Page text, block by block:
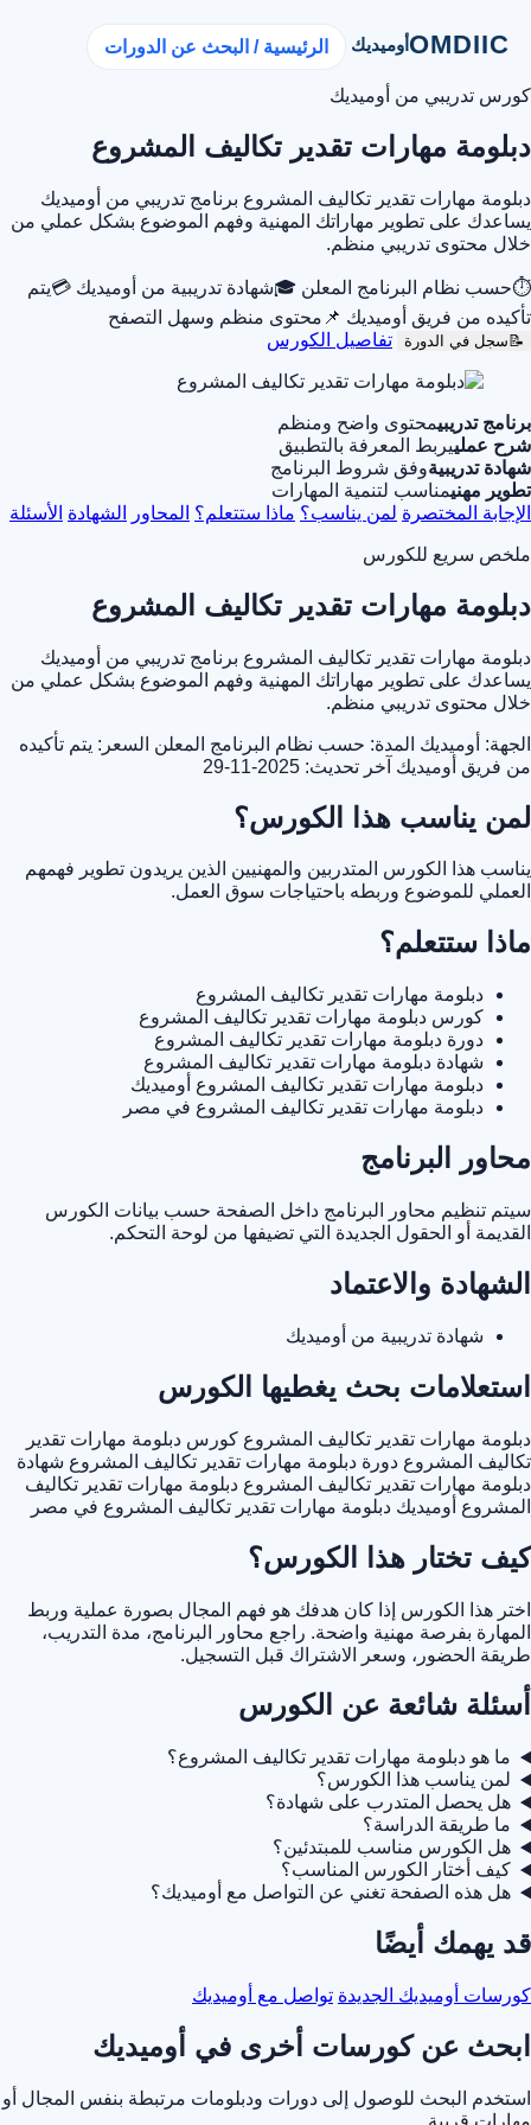
OMDIICأوميديك الرئيسية / البحث عن الدورات
كورس تدريبي من أوميديك
دبلومة مهارات تقدير تكاليف المشروع
دبلومة مهارات تقدير تكاليف المشروع برنامج تدريبي من أوميديك
يساعدك على تطوير مهاراتك المهنية وفهم الموضوع بشكل عملي من
خلال محتوى تدريبي منظم.
⏱حسب نظام البرنامج المعلن 🎓شهادة تدريبية من أوميديك 💳يتم
تأكيده من فريق أوميديك 📌 محتوى منظم وسهل التصفح
📝 سجل في الدورة تفاصيل الكورس
برنامج تدريبيمحتوى واضح ومنظم
شرح عملييربط المعرفة بالتطبيق
شهادة تدريبيةوفق شروط البرنامج
تطوير مهنيمناسب لتنمية المهارات
الإجابة المختصرة لمن يناسب؟ ماذا ستتعلم؟ المحاور الشهادة الأسئلة
ملخص سريع للكورس
دبلومة مهارات تقدير تكاليف المشروع
دبلومة مهارات تقدير تكاليف المشروع برنامج تدريبي من أوميديك
يساعدك على تطوير مهاراتك المهنية وفهم الموضوع بشكل عملي من
خلال محتوى تدريبي منظم.
الجهة: أوميديك المدة: حسب نظام البرنامج المعلن السعر: يتم تأكيده
من فريق أوميديك آخر تحديث: 2025-11-29
لمن يناسب هذا الكورس؟
يناسب هذا الكورس المتدربين والمهنيين الذين يريدون تطوير فهمهم
العملي للموضوع وربطه باحتياجات سوق العمل.
ماذا ستتعلم؟
دبلومة مهارات تقدير تكاليف المشروع
كورس دبلومة مهارات تقدير تكاليف المشروع
دورة دبلومة مهارات تقدير تكاليف المشروع
شهادة دبلومة مهارات تقدير تكاليف المشروع
دبلومة مهارات تقدير تكاليف المشروع أوميديك
دبلومة مهارات تقدير تكاليف المشروع في مصر
محاور البرنامج
سيتم تنظيم محاور البرنامج داخل الصفحة حسب بيانات الكورس
القديمة أو الحقول الجديدة التي تضيفها من لوحة التحكم.
الشهادة والاعتماد
شهادة تدريبية من أوميديك
استعلامات بحث يغطيها الكورس
دبلومة مهارات تقدير تكاليف المشروع كورس دبلومة مهارات تقدير
تكاليف المشروع دورة دبلومة مهارات تقدير تكاليف المشروع شهادة
دبلومة مهارات تقدير تكاليف المشروع دبلومة مهارات تقدير تكاليف
المشروع أوميديك دبلومة مهارات تقدير تكاليف المشروع في مصر
كيف تختار هذا الكورس؟
اختر هذا الكورس إذا كان هدفك هو فهم المجال بصورة عملية وربط
المهارة بفرصة مهنية واضحة. راجع محاور البرنامج، مدة التدريب،
طريقة الحضور، وسعر الاشتراك قبل التسجيل.
أسئلة شائعة عن الكورس
ما هو دبلومة مهارات تقدير تكاليف المشروع؟
لمن يناسب هذا الكورس؟
هل يحصل المتدرب على شهادة؟
ما طريقة الدراسة؟
هل الكورس مناسب للمبتدئين؟
كيف أختار الكورس المناسب؟
هل هذه الصفحة تغني عن التواصل مع أوميديك؟
قد يهمك أيضًا
كورسات أوميديك الجديدة تواصل مع أوميديك
ابحث عن كورسات أخرى في أوميديك
استخدم البحث للوصول إلى دورات ودبلومات مرتبطة بنفس المجال أو
مهارات قريبة.